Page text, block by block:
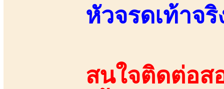
หัวจรดเท้าจริ
สนใจติดต่อส